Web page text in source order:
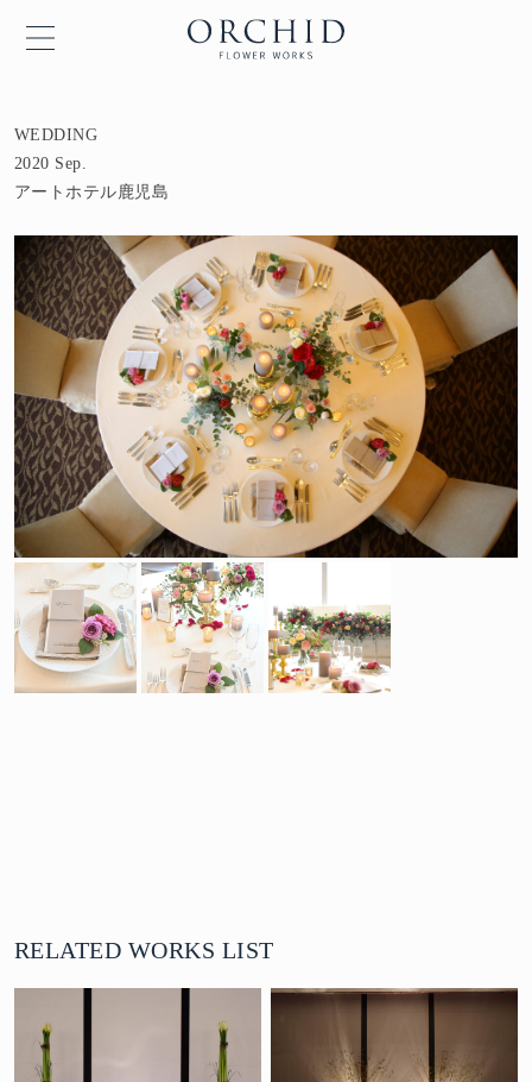
WEDDING
2020 Sep.
アートホテル鹿児島
RELATED WORKS LIST